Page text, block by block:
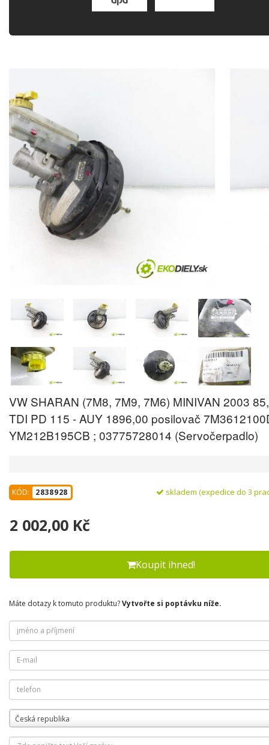
VW SHARAN (7M8, 7M9, 7M6) MINIVAN 2003
TDI PD 115 - AUY 1896,00 posilovač
YM212B195CB ; 03775728014 (Servočerpadlo)
KÓD: 2838928 skladem (expedice do 3
2 002,00 Kč
Koupit ihned!
Máte dotazy k tomuto produktu?Vytvořte si poptávku níže.
Česká republika